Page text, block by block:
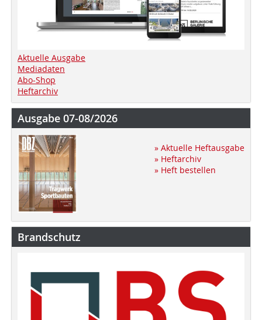
Aktuelle Ausgabe
Mediadaten
Abo-Shop
Heftarchiv
Ausgabe 07-08/2026
» Aktuelle Heftausgabe
» Heftarchiv
» Heft bestellen
Brandschutz